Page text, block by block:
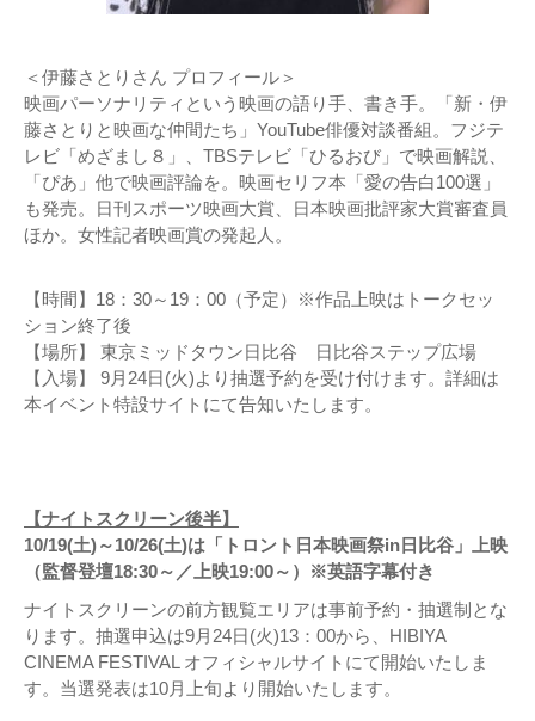
＜伊藤さとりさん プロフィール＞
映画パーソナリティという映画の語り手、書き手。「新・伊
藤さとりと映画な仲間たち」YouTube俳優対談番組。フジテ
レビ「めざまし８」、TBSテレビ「ひるおび」で映画解説、
「ぴあ」他で映画評論を。映画セリフ本「愛の告白100選」
も発売。日刊スポーツ映画大賞、日本映画批評家大賞審査員
ほか。女性記者映画賞の発起人。
【時間】18：30～19：00（予定）※作品上映はトークセッ
ション終了後
【場所】 東京ミッドタウン日比谷 日比谷ステップ広場
【入場】 9月24日(火)より抽選予約を受け付けます。詳細は
本イベント特設サイトにて告知いたします。
【ナイトスクリーン後半】
10/19(土)～10/26(土)は「トロント日本映画祭in日比谷」上映
（監督登壇18:30～／上映19:00～）※英語字幕付き
ナイトスクリーンの前方観覧エリアは事前予約・抽選制とな
ります。抽選申込は9月24日(火)13：00から、HIBIYA
CINEMA FESTIVAL オフィシャルサイトにて開始いたしま
す。当選発表は10月上旬より開始いたします。